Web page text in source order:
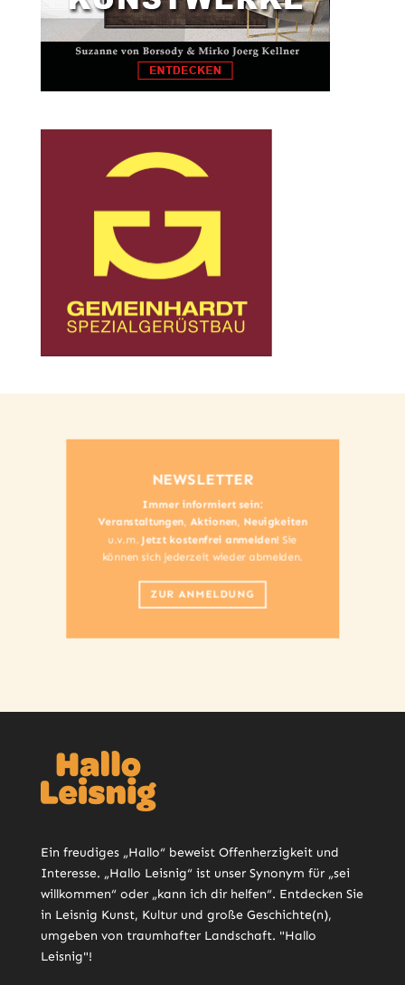
NEWSLETTER
Immer informiert sein:
Veranstaltungen,Aktionen, Neuigkeiten
u.v.m. Jetzt kostenfrei anmelden! Sie
können sich jederzeit wieder abmelden.
ZUR ANMELDUNG
Ein freudiges „Hallo“ beweist Offenherzigkeit und
Interesse. „Hallo Leisnig“ ist unser Synonym für „sei
willkommen“ oder „kann ich dir helfen“. Entdecken Sie
in Leisnig Kunst, Kultur und große Geschichte(n),
umgeben von traumhafter Landschaft. "Hallo
Leisnig"!